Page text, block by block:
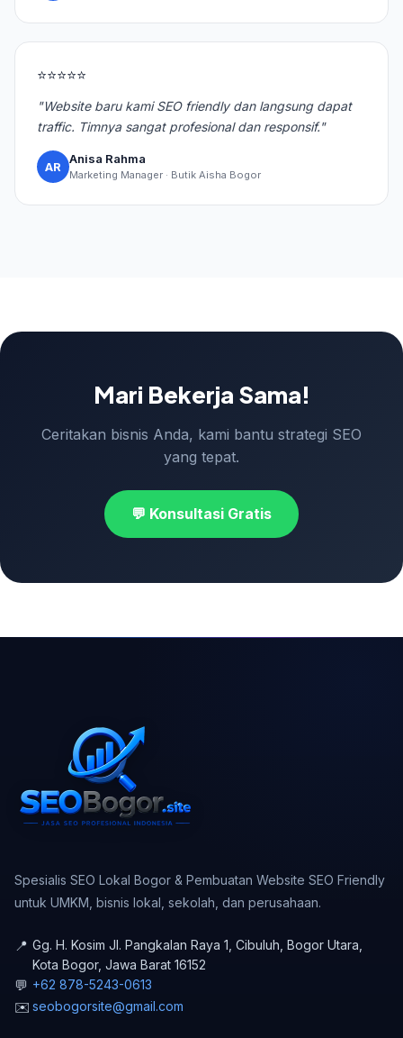
⭐⭐⭐⭐⭐
"Website baru kami SEO friendly dan langsung dapat
traffic. Timnya sangat profesional dan responsif."
AR
Anisa Rahma
Marketing Manager · Butik Aisha Bogor
Mari Bekerja Sama!
Ceritakan bisnis Anda, kami bantu strategi SEO
yang tepat.
💬 Konsultasi Gratis
Spesialis SEO Lokal Bogor & Pembuatan Website SEO Friendly
untuk UMKM, bisnis lokal, sekolah, dan perusahaan.
📍 Gg. H. Kosim Jl. Pangkalan Raya 1, Cibuluh, Bogor Utara
Kota Bogor, Jawa Barat 16152
💬 +62 878-5243-0613
✉️ seobogorsite@gmail.com